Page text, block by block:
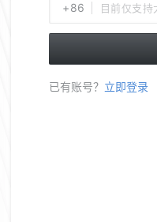
+86
已有账号？ 立即登录